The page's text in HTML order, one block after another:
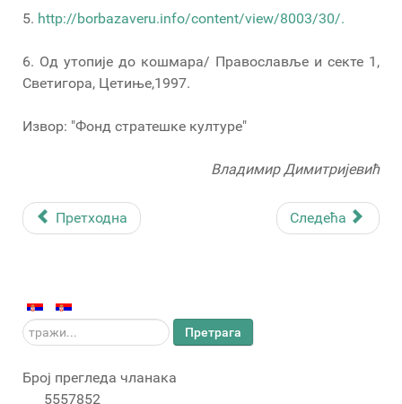
5. http://borbazaveru.info/content/view/8003/30/.
6. Од утопије до кошмара/ Православље и секте 1,
Светигора, Цетиње,1997.
Извор: "Фонд стратешке културе"
Владимир Димитријевић
Претходна Следећа
тражи... Претрага
Број прегледа чланака
5557852